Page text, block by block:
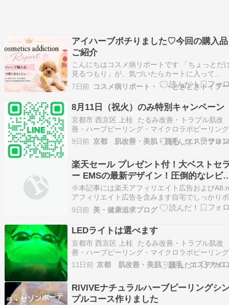
アイハーブポチりました♡今回の購入
ご紹介
こんにちはコスメ病リポートです 「ちょっとだ
見るつもり」が、気づいたらカートに入って
る……。 はい、今回もアイハーブでポチりまし
♡ 今回は、何度もリピートしているものから、
から気になっていたコスメやボディケアまで 届
前から楽しみなアイハーブ購入品6点をまとめて
介します…
7日前 コスメ病リポート・・・ときどきトイプー
8月11日（祝火）のみ特別キャンペーン
京都市 西京区 上桂 たるみ改善・トラブル肌改
善・ハーブピーリング・マイクロラボピーリン
ラミネーションピール・まつげパーマ・エステ
ン La saison beaute（ラ・セゾンボーテ）です
は14日（金）～18日（火）1…
9日前
楽天セール プレゼント付！大ベストセ
ー EMSの最新デザイン！圧倒的なレビ
ーを使ってみた感想とおすすめポイント
※本記事には楽天アフィリエイト広告および
アフィリエイト広告を含みます自宅でしっかり
ィケアしたい方へ本格的なEMSマシンを探して
方、充電式コードレスで場所を選ばず使いたい
おすすめしたいのが、「EMS シェイプメイト」
す。1700件を超えるレビューがあり、…
9日前 美・健康追求ブログ
LEDライトは選べます
京都市 西京区 上桂 たるみ改善・トラブル肌改
善・ハーブピーリング・マイクロラボピーリン
ラミネーションピール・まつげパーマ・エステ
ン La saison beaute（ラ・セゾンボーテ）です
になるかもですが急な雨に注意で…
11日前 京都 肌改善・美
RIVIVEナチュラルハーブピーリングシ
プルコース作りました